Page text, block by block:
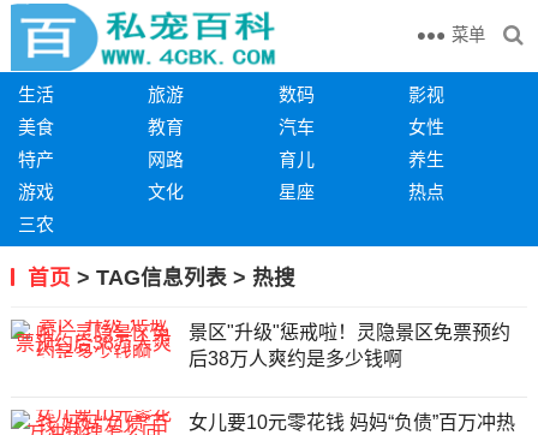
菜单
生活 旅游 数码
影视
美食
教育 汽车
女性
特产
网路 育儿
养生
游戏
文化 星座
热点
三农
首页 > TAG信息列表 > 热搜
景区"升级"惩戒啦！灵隐景区免票预约
后38万人爽约是多少钱啊
女儿要10元零花钱 妈妈“负债”百万冲热